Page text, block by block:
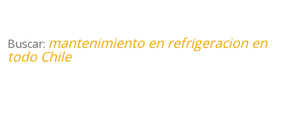
Buscar: mantenimiento en refrigeracion en
todo Chile